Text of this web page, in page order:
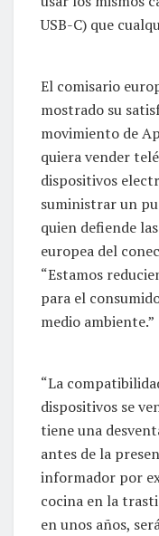
USB-C) que
El comisario
mostrado su
movimiento de
quiera vender
dispositivos
suministrar un
quien defiende
europea del
“Estamos
para el
medio ambiente.”
“La
dispositivos se
tiene una
antes de la
informador por
cocina en la
en unos años,